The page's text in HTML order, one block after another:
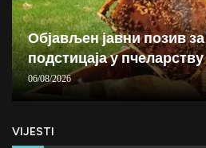
Објављен јавни позив
подстицаја у
06/08/2026
VIJESTI